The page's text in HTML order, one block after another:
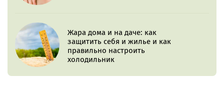
Жара дома и на даче: как
защитить себя и жилье и как
правильно настроить
холодильник